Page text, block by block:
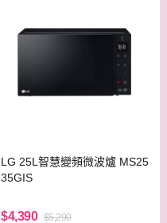
LG 25L智慧變頻微波爐 MS25
35GIS
$4,390 $5,290